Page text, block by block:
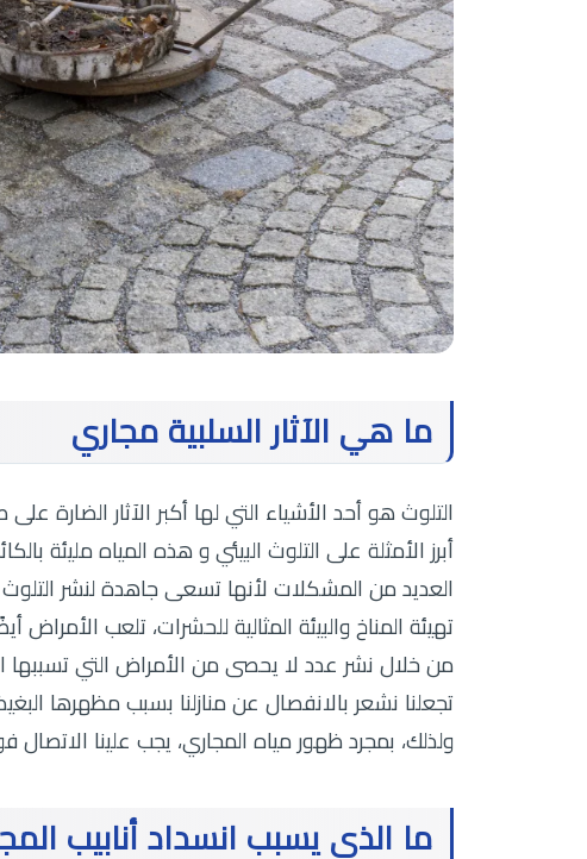
ما هي الآثار السلبية مجاري
التلوث هو أحد الأشياء التي لها أكبر الآثار الضارة
أبرز الأمثلة على التلوث البيئي و هذه المياه مليئة
العديد من المشكلات لأنها تسعى جاهدة لنشر
تهيئة المناخ والبيئة المثالية للحشرات، تلعب
من خلال نشر عدد لا يحصى من الأمراض التي تسببها
تجعلنا نشعر بالانفصال عن منازلنا بسبب مظهرها
ولذلك، بمجرد ظهور مياه المجاري، يجب علينا
ما الذي يسبب انسداد أنابيب